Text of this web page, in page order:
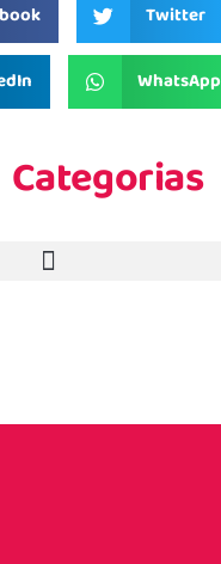
Twitter
WhatsApp
Categorias